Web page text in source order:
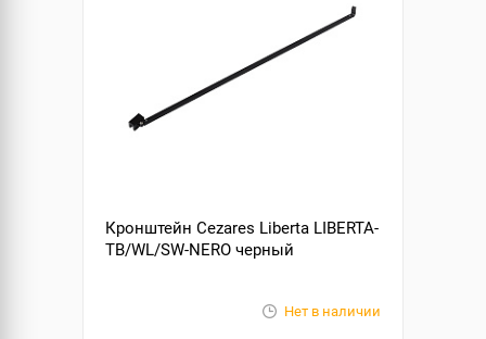
Кронштейн Cezares Liberta LIBERTA-
TB/WL/SW-NERO черный
Нет в наличии